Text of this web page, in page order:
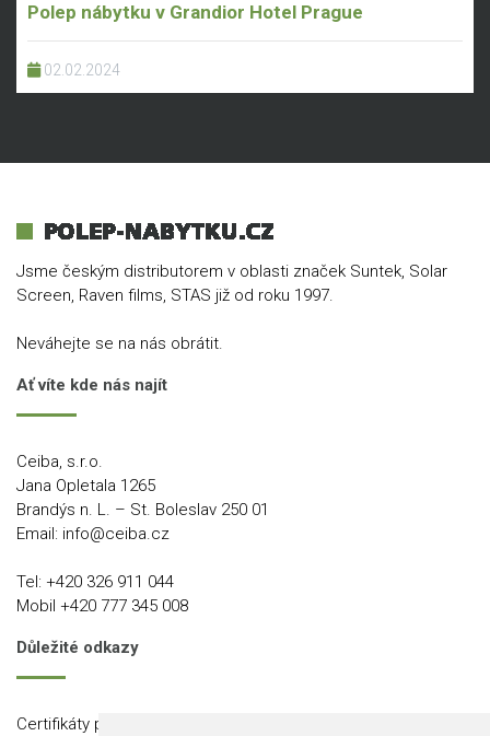
Polep nábytku v Grandior Hotel Prague
02.02.2024
Jsme českým distributorem v oblasti značek Suntek, Solar
Screen, Raven films, STAS již od roku 1997.
Neváhejte se na nás obrátit.
Ať víte kde nás najít
Ceiba, s.r.o.
Jana Opletala 1265
Brandýs n. L. – St. Boleslav 250 01
Email: info@ceiba.cz
Tel: +420 326 911 044
Mobil +420 777 345 008
Důležité odkazy
Certifikáty produktů